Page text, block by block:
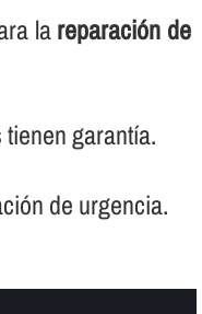
lareparación de
garantí­a.
de urgencia.